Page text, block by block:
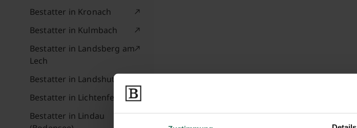
Bestatter in Kronach
Bestatter in Kulmbach
Bestatter in Landsberg am
Lech
Bestatter in Landshut
Bestatter in Lichtenfels
Bestatter in Lindau